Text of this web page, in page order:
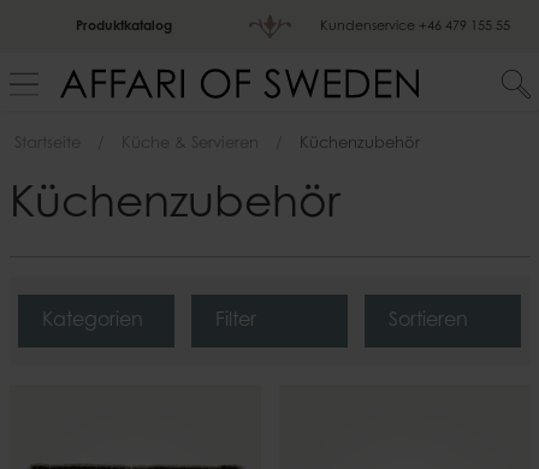
Produktkatalog Kundenservice +46 479 155 55
Startseite Küche & Servieren Küchenzubehör
Küchenzubehör
Kategorien Filter Sortieren